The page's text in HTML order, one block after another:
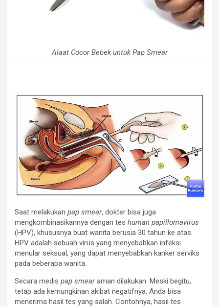
Alaat Cocor Bebek untuk Pap Smear
Saat melakukan pap smear, dokter bisa juga
mengkombinasikannya dengan tes human papillomavirus
(HPV), khususnya buat wanita berusia 30 tahun ke atas.
HPV adalah sebuah virus yang menyebabkan infeksi
menular seksual, yang dapat menyebabkan kanker serviks
pada beberapa wanita.
Secara medis pap smearaman dilakukan. Meski begitu,
tetap ada kemungkinan akibat negatifnya. Anda bisa
menerima hasil tes yang salah. Contohnya, hasil tes